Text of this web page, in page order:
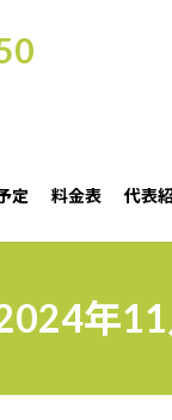
定 料金表 代表
年11